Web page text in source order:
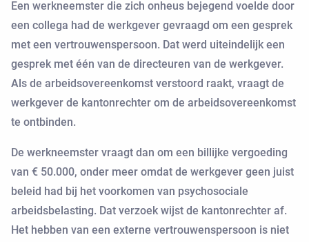
Een werkneemster die zich onheus bejegend voelde door
een collega had de werkgever gevraagd om een gesprek
met een vertrouwenspersoon. Dat werd uiteindelijk een
gesprek met één van de directeuren van de werkgever.
Als de arbeidsovereenkomst verstoord raakt, vraagt de
werkgever de kantonrechter om de arbeidsovereenkomst
te ontbinden.
De werkneemster vraagt dan om een billijke vergoeding
van € 50.000, onder meer omdat de werkgever geen juist
beleid had bij het voorkomen van psychosociale
arbeidsbelasting. Dat verzoek wijst de kantonrechter af.
Het hebben van een externe vertrouwenspersoon is niet